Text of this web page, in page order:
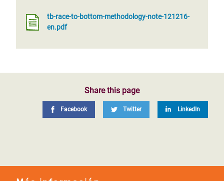
tb-race-to-bottom-methodology-note-121216-
en.pdf
Share this page
Facebook Twitter LinkedIn